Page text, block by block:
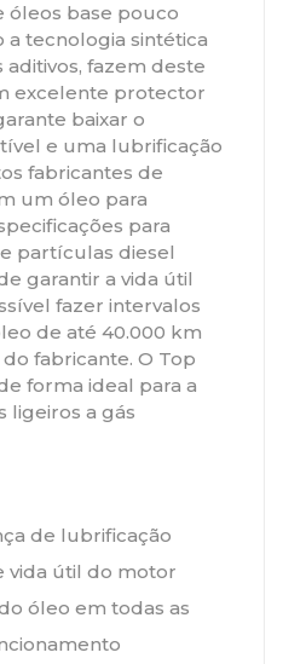
óleos base pouco
a tecnologia sintética
fazem deste
excelente protector
baixar o
e uma lubrificação
fabricantes de
um óleo para
para
partículas diesel
garantir a vida útil
fazer intervalos
de até 40.000 km
fabricante. O Top
forma ideal para a
ligeiros a gás
de lubrificação
vida útil do motor
óleo em todas as